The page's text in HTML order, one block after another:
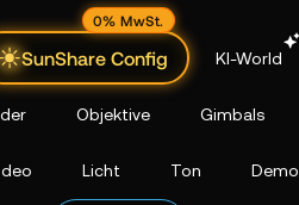
SunShare Config
0% MwSt.
KI-World
Objektive Gimbals
Licht Ton Demo